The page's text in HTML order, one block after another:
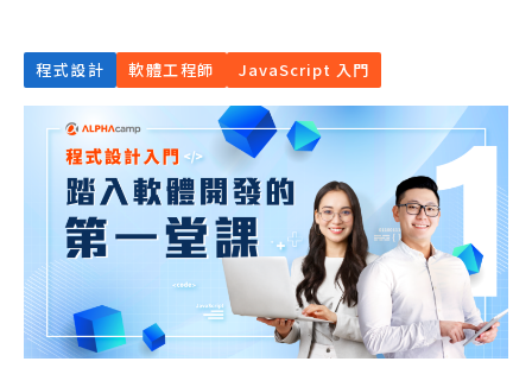
程式設計 軟體工程師 JavaScript 入門